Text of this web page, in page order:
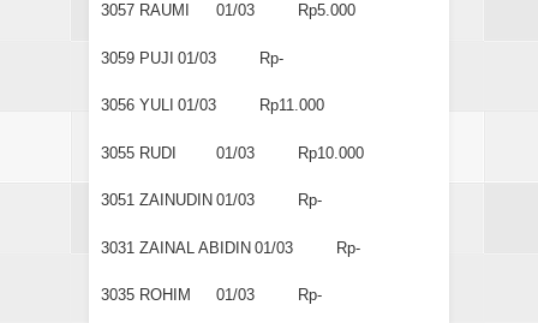
3057 RAUMI 01/03 Rp5.000
3059 PUJI 01/03 Rp-
3056 YULI 01/03 Rp11.000
3055 RUDI 01/03 Rp10.000
3051 ZAINUDIN 01/03 Rp-
3031 ZAINAL ABIDIN 01/03 Rp-
3035 ROHIM 01/03 Rp-